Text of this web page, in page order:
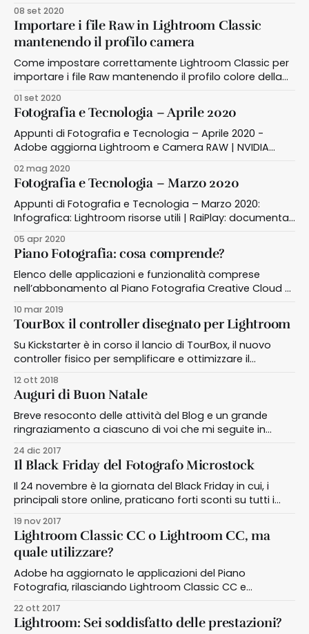
08 set 2020
Importare i file Raw in Lightroom Classic
mantenendo il profilo camera
Come impostare correttamente Lightroom Classic per
importare i file Raw mantenendo il profilo colore della
01 set 2020
Fotografia e Tecnologia – Aprile 2020
Appunti di Fotografia e Tecnologia – Aprile 2020 -
Adobe aggiorna Lightroom e Camera RAW | NVIDIA
RaiPlay: documentari su fotografia
02 mag 2020
Fotografia e Tecnologia – Marzo 2020
Appunti di Fotografia e Tecnologia – Marzo 2020:
Infografica: Lightroom risorse utili | RaiPlay: documentari
Luminar 4.2
05 apr 2020
Piano Fotografia: cosa comprende?
Elenco delle applicazioni e funzionalità comprese
nell’abbonamento al Piano Fotografia Creative Cloud di
10 mar 2019
TourBox il controller disegnato per Lightroom
Su Kickstarter è in corso il lancio di TourBox, il nuovo
controller fisico per semplificare e ottimizzare il
12 ott 2018
Auguri di Buon Natale
Breve resoconto delle attività del Blog e un grande
ringraziamento a ciascuno di voi che mi seguite in
24 dic 2017
Il Black Friday del Fotografo Microstock
Il 24 novembre è la giornata del Black Friday in cui, i
principali store online, praticano forti sconti su tutti i
19 nov 2017
Lightroom Classic CC o Lightroom CC, ma
quale utilizzare?
Adobe ha aggiornato le applicazioni del Piano
Fotografia, rilasciando Lightroom Classic CC e
flusso di lavoro
22 ott 2017
Lightroom: Sei soddisfatto delle prestazioni?